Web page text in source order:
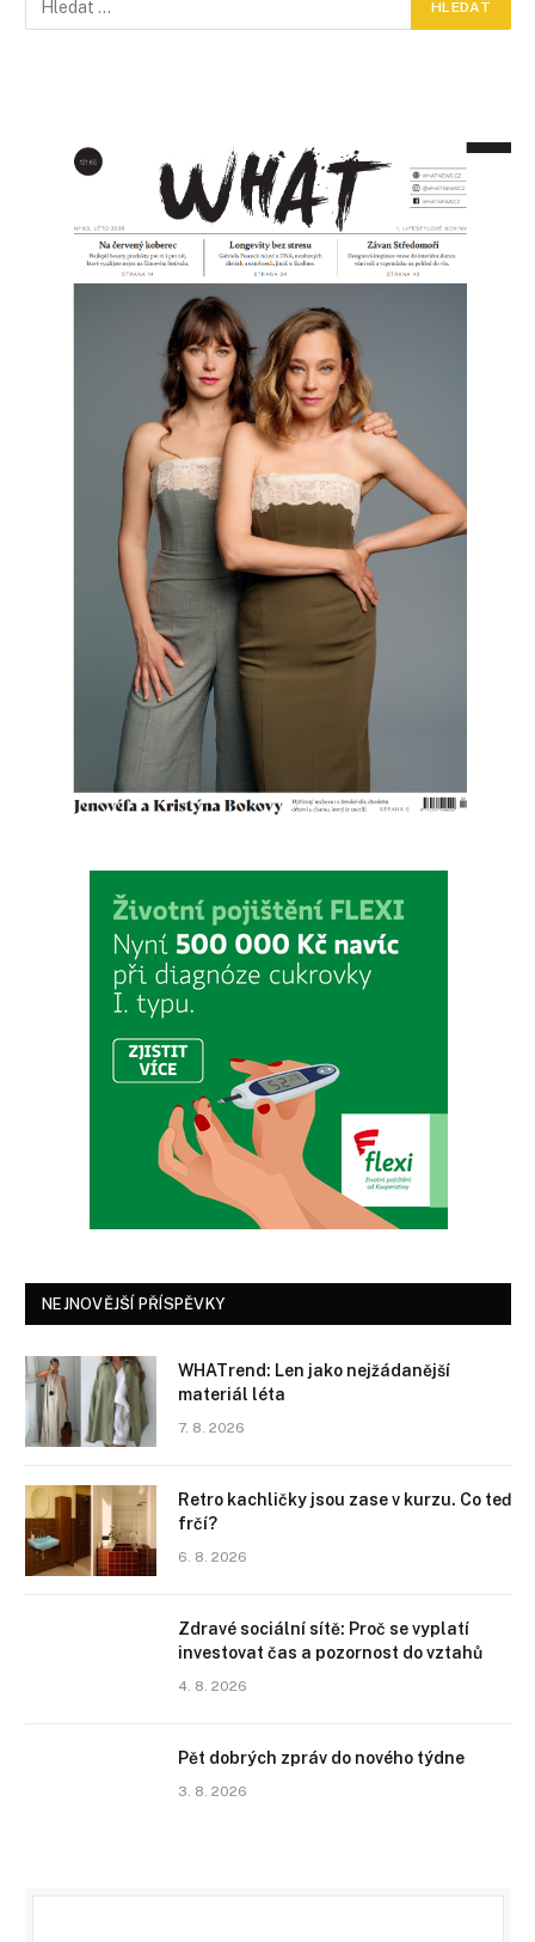
NEJNOVĚJŠÍ PŘÍSPĚVKY
WHATrend: Len jako nejžádanější
materiál léta
7. 8. 2026
Retro kachličky jsou zase v kurzu. Co teď
frčí?
6. 8. 2026
Zdravé sociální sítě: Proč se vyplatí
investovat čas a pozornost do vztahů
4. 8. 2026
Pět dobrých zpráv do nového týdne
3. 8. 2026